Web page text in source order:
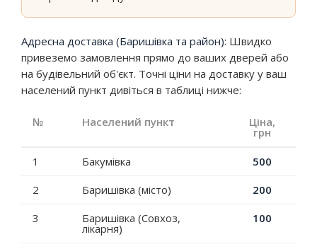
Адресна доставка (Баришівка та район): Швидко
привеземо замовлення прямо до ваших дверей або
на будівельний об'єкт. Точні ціни на доставку у ваш
населений пункт дивіться в таблиці нижче:
№ Населений пункт Ціна,
грн
1 Бакумівка
500
2
Баришівка (місто)
200
3
Баришівка (Совхоз,
лікарня)
100